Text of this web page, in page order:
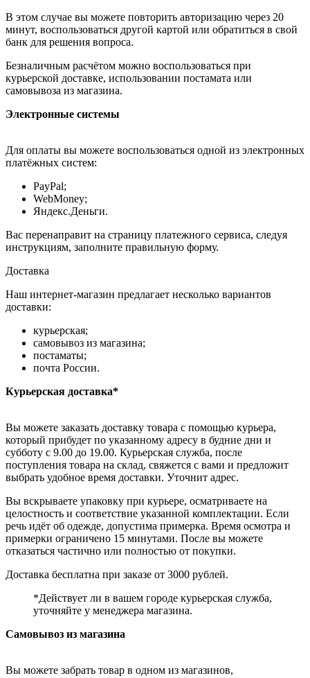
В этом случае вы можете повторить авторизацию через 20
минут, воспользоваться другой картой или обратиться в свой
банк для решения вопроса.
Безналичным расчётом можно воспользоваться при
курьерской доставке, использовании постамата или
самовывоза из магазина.
Электронные системы
Для оплаты вы можете воспользоваться одной из электронных
платёжных систем:
PayPal;
WebMoney;
Яндекс.Деньги.
Вас перенаправит на страницу платежного сервиса, следуя
инструкциям, заполните правильную форму.
Доставка
Наш интернет-магазин предлагает несколько вариантов
доставки:
курьерская;
самовывоз из магазина;
постаматы;
почта России.
Курьерская доставка*
Вы можете заказать доставку товара с помощью курьера,
который прибудет по указанному адресу в будние дни и
субботу с 9.00 до 19.00. Курьерская служба, после
поступления товара на склад, свяжется с вами и предложит
выбрать удобное время доставки. Уточнит адрес.
Вы вскрываете упаковку при курьере, осматриваете на
целостность и соответствие указанной комплектации. Если
речь идёт об одежде, допустима примерка. Время осмотра и
примерки ограничено 15 минутами. После вы можете
отказаться частично или полностью от покупки.
Доставка бесплатна при заказе от 3000 рублей.
*Действует ли в вашем городе курьерская служба,
уточняйте у менеджера магазина.
Самовывоз из магазина
Вы можете забрать товар в одном из магазинов,